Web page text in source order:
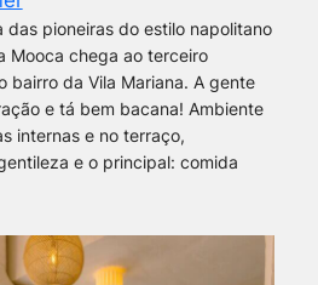
das pioneiras do estilo napolitano
Mooca chega ao terceiro
bairro da Vila Mariana. A gente
e tá bem bacana! Ambiente
internas e no terraço,
e o principal: comida